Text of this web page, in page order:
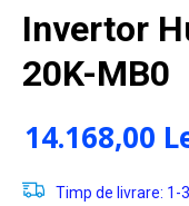
Invertor
20K-MB0
14.168,00
Timp de livrare: 1-